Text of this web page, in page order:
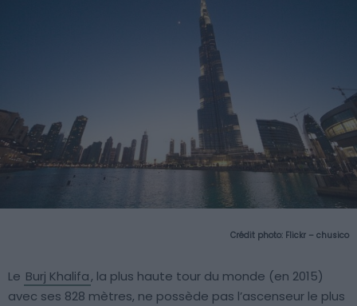
Crédit photo: Flickr – chusico
Le Burj Khalifa, la plus haute tour du monde (en 2015)
avec ses 828 mètres, ne possède pas l’ascenseur le plus